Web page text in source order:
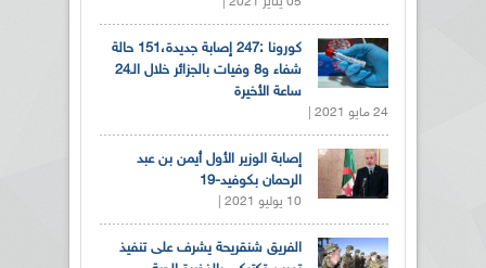
كورونا :247 إصابة جديدة،151 حالة
شفاء و8 وفيات بالجزائر خلال الـ24
ساعة الأخيرة
24 مايو 2021 |
إصابة الوزير الأول أيمن بن عبد
الرحمان بكوفيد-19
10 يوليو 2021 |
الفريق شنقريحة يشرف على تنفيذ